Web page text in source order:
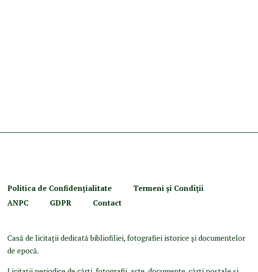
Politica de Confidenţialitate
Termeni şi Condiţii
ANPC
GDPR Contact
Casă de licitaţii dedicată bibliofiliei, fotografiei istorice şi documentelor
de epocă.